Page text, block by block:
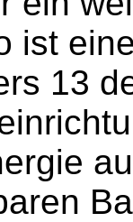
ist
13